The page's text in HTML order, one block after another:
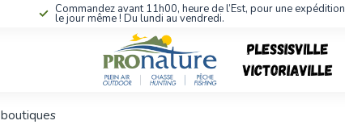
Commandez avant 11h00, heure de l’Est, pour une expédition
le jour même ! Du lundi au vendredi.